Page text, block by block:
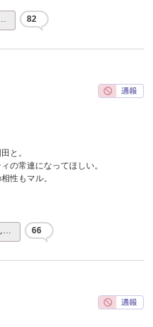
82
と。
の常連になってほしい。
性もマル。
… 66